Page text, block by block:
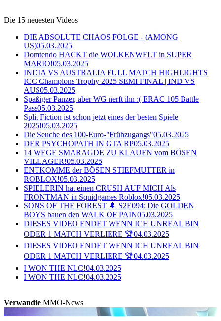
Die 15 neuesten Videos
DIE ABSOLUTE CHAOS FOLGE - (AMONG
US)05.03.2025
Domtendo HACKT die WOLKENWELT in SUPER
MARIO!05.03.2025
INDIA VS AUSTRALIA FULL MATCH HIGHLIGHTS
ICC Champions Trophy 2025 SEMI FINAL | IND VS
AUS05.03.2025
Spaßiger Panzer, aber WG nerft ihn :( ERAC 105 Battle
Pass05.03.2025
Split Fiction ist schon jetzt eines der besten Spiele
2025!05.03.2025
Die Seuche des 100-Euro-"Frühzugangs"05.03.2025
DER PSYCHOPATH IN GTA RP05.03.2025
14 WEGE SMARAGDE ZU KLAUEN vom BÖSEN
VILLAGER!05.03.2025
ENTKOMME der BÖSEN STIEFMUTTER in
ROBLOX!05.03.2025
SPIELERIN hat einen CRUSH AUF MICH Als
FRONTMAN in Squidgames Roblox!05.03.2025
SONS OF THE FOREST 🌲 S2E094: Die GOLDEN
BOYS bauen den WALK OF PAIN05.03.2025
DIESES VIDEO ENDET WENN ICH UNREAL BIN
ODER 1 MATCH VERLIERE 🏆04.03.2025
DIESES VIDEO ENDET WENN ICH UNREAL BIN
ODER 1 MATCH VERLIERE 🏆04.03.2025
I WON THE NLC!04.03.2025
I WON THE NLC!04.03.2025
Verwandte MMO-News